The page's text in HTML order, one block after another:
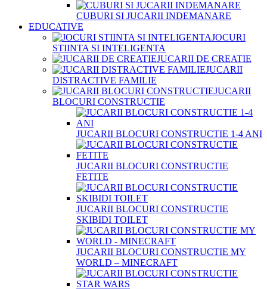
CUBURI SI JUCARII INDEMANARE
EDUCATIVE
JOCURI
STIINTA SI INTELIGENTA
JUCARII DE CREATIE
JUCARII
DISTRACTIVE FAMILIE
JUCARII
BLOCURI CONSTRUCTIE
JUCARII BLOCURI CONSTRUCTIE 1-4 ANI
JUCARII BLOCURI CONSTRUCTIE
FETITE
JUCARII BLOCURI CONSTRUCTIE
SKIBIDI TOILET
JUCARII BLOCURI CONSTRUCTIE MY
WORLD – MINECRAFT